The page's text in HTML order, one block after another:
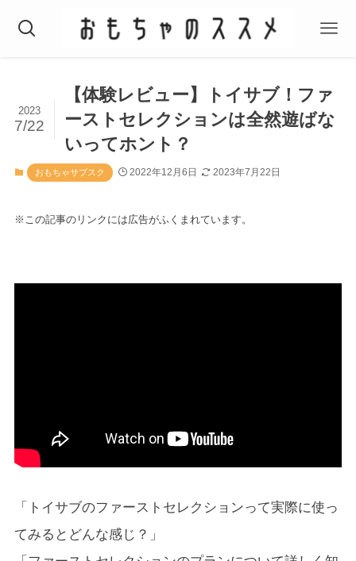
【体験レビュー】トイサブ！ファ
ーストセレクションは全然遊ばな
いってホント？
2023
7/22
おもちゃサブスク 2022年12月6日 2023年7月22日
※この記事のリンクには広告がふくまれています。
「トイサブのファーストセレクションって実際に使っ
てみるとどんな感じ？」